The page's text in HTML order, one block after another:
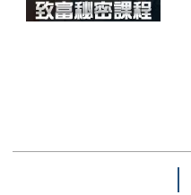
｜